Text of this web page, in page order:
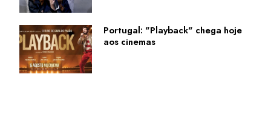
Portugal: "Playback" chega hoje
aos cinemas